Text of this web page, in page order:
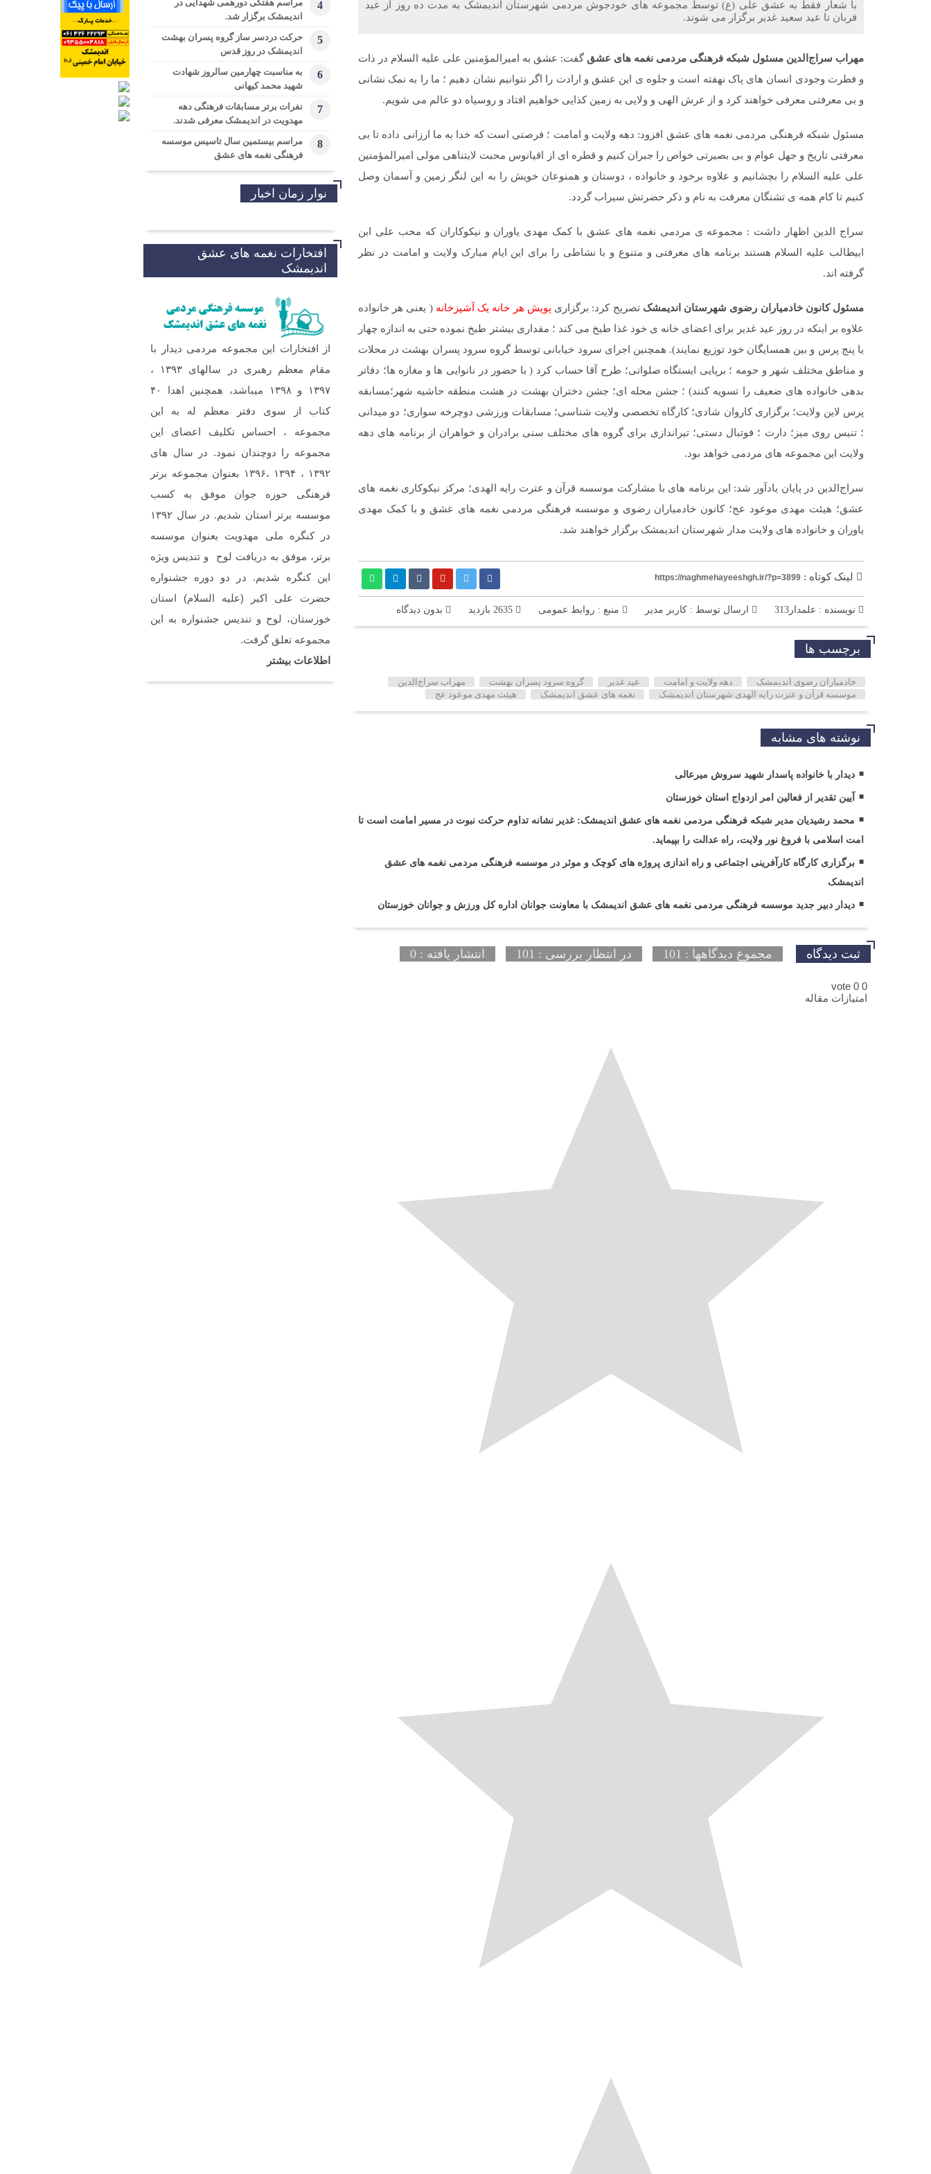
با شعار فقط به عشق علی (ع) توسط مجموعه های خودجوش مردمی شهرستان اندیمشک به مدت ده روز از عید
قربان تا عید سعید غدیر برگزار می شوند.
مهراب سراج‌الدين مسئول شبکه فرهنگی مردمی نغمه های عشق گفت: عشق به امیرالمؤمنین علی علیه السلام در ذات
و فطرت وجودی انسان های پاک نهفته است و جلوه ی این عشق و ارادت را اگر نتوانیم نشان دهیم ؛ ما را به نمک نشانی
و بی معرفتی معرفی خواهند کرد و از عرش الهی و ولایی به زمین کذایی خواهیم افتاد و روسیاه دو عالم می شویم.
مسئول شبکه فرهنگی مردمی نغمه های عشق افزود: دهه ولایت و امامت ؛ فرصتی است که خدا به ما ارزانی داده تا بی
معرفتی تاریخ و جهل عوام و بی بصیرتی خواص را جبران کنیم و قطره ای از اقیانوس محبت لایتناهی مولی امیرالمؤمنین
علی علیه السلام را بچشانیم و علاوه برخود و خانواده ، دوستان و همنوعان خویش را به این لنگر زمین و آسمان وصل
کنیم تا کام همه ی تشنگان معرفت به نام و ذکر حضرتش سيراب گردد.
سراج الدین اظهار داشت : مجموعه ی مردمی نغمه های عشق با کمک مهدی یاوران و نیکوکاران که محب علی ابن
ابیطالب علیه السلام هستند برنامه های معرفتی و متنوع و با نشاطی را برای این ایام مبارک ولایت و امامت در نظر
گرفته اند.
مسئول کانون خادمیاران رضوی شهرستان اندیمشک تصریح کرد: برگزاری پویش هر خانه یک آشپزخانه ( یعنی هر خانواده
علاوه بر اینکه در روز عید غدیر برای اعضای خانه ی خود غذا طبخ می کند ؛ مقداری بیشتر طبخ نموده حتی به اندازه چهار
یا پنج پرس و بین همسایگان خود توزیع نمایند). همچنین اجرای سرود خیابانی توسط گروه سرود پسران بهشت در محلات
و مناطق مختلف شهر و حومه ؛ برپایی ایستگاه صلواتی؛ طرح آقا حساب کرد ( با حضور در نانوایی ها و مغازه ها؛ دفاتر
بدهی خانواده های ضعیف را تسویه کنند) ؛ جشن محله ای؛ جشن دختران بهشت در هشت منطقه‌ حاشیه شهر؛مسابقه
پرس لاین ولایت؛ برگزاری کاروان شادی؛ کارگاه تخصصی ولایت شناسی؛ مسابقات ورزشی دوچرخه سواری؛ دو میدانی
؛ تنیس روی میز؛ دارت ؛ فوتبال دستی؛ تیراندازی برای گروه های مختلف سنی برادران و خواهران از برنامه های دهه
ولایت این مجموعه های مردمی خواهد بود.
سراج‌الدين در پایان یادآور شد: این برنامه های با مشارکت موسسه قرآن و عترت رایه الهدی؛ مرکز نیکوکاری نغمه های
عشق؛ هیئت مهدی موعود عج؛ کانون خادمیاران رضوی و موسسه فرهنگی مردمی نغمه های عشق و با کمک مهدی
یاوران و خانواده های ولایت مدار شهرستان اندیمشک برگزار خواهند شد.
لینک کوتاه : https://naghmehayeeshgh.ir/?p=3899
نویسنده : علمدار313 ارسال توسط : کاربر مدیر منبع : روابط عمومی بدون دیدگاه
برچسب ها
خادمیاران رضوی اندیمشک دهه ولایت و امامت عید غدیر گروه سرود پسران بهشت
مهراب سراج‌الدین
موسسه قرآن و عترت رایه الهدی شهرستان اندیمشک
نغمه های عشق اندیمشک هیئت مهدی موعود عج
نوشته های مشابه
دیدار با خانواده پاسدار شهید سروش میرعالی
آیین تقدیر از فعالین امر ازدواج استان خوزستان
محمد رشیدیان مدیر شبکه فرهنگی مردمی نغمه های عشق اندیمشک: غدیر نشانه تداوم حرکت نبوت در مسیر امامت است تا
امت اسلامی با فروغ نور ولایت، راه عدالت را بپیماید.
برگزاری کارگاه کارآفرینی اجتماعی و راه اندازی پروژه های کوچک و موثر در موسسه فرهنگی مردمی نغمه های عشق
اندیمشک
دیدار دبیر جدید موسسه فرهنگی مردمی نغمه های عشق اندیمشک با معاونت جوانان اداره کل ورزش و جوانان خوزستان
ثبت دیدگاه مجموع دیدگاهها : 101 در انتظار بررسی : 101 انتشار یافته : 0
0
0
vote
امتیازات مقاله
4
مراسم هفتگی دورهمی شهدایی در
اندیمشک برگزار شد.
5
حرکت دردسر ساز گروه پسران بهشت
اندیمشک در روز قدس
6
به مناسبت چهارمین سالروز شهادت
شهید محمد کیهانی
7
نفرات برتر مسابقات فرهنگی دهه
مهدویت در اندیمشک معرفی شدند.
8
مراسم بیستمین سال تاسیس موسسه
فرهنگی نغمه های عشق
نوار زمان اخبار
افتخارات نغمه های عشق
اندیمشک
از افتخارات این مجموعه مردمی دیدار با
مقام معظم رهبری در سالهای ۱۳۹۳ ،
۱۳۹۷ و ۱۳۹۸ میباشد، همچنین اهدا ۴۰
کتاب از سوی دفتر معظم له به این
مجموعه ، احساس تکلیف اعضای این
مجموعه را دوچندان نمود. در سال های
۱۳۹۲ ، ۱۳۹۴ ،۱۳۹۶ بعنوان مجموعه برتر
فرهنگی حوزه جوان موفق به کسب
موسسه برتر استان شدیم. در سال ۱۳۹۲
در کنگره ملی مهدویت بعنوان موسسه
برتر، موفق به دریافت لوح و تندیس ویژه
این کنگره شدیم. در دو دوره جشنواره
حضرت علی اکبر (علیه السلام) استان
خوزستان، لوح و تندیس جشنواره به این
مجموعه تعلق گرفت.
اطلاعات بیشتر